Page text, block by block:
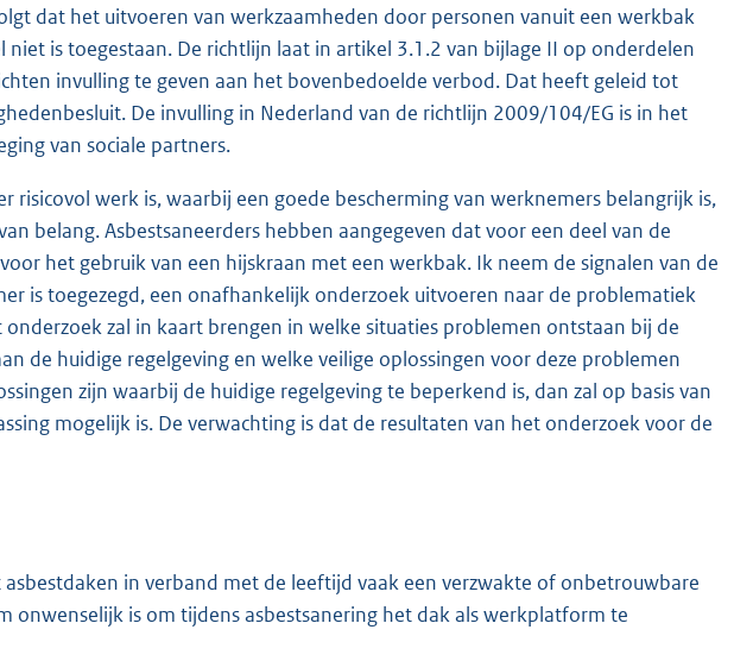
dat het uitvoeren van werkzaamheden door personen vanuit een werkbak
niet is toegestaan. De richtlijn laat in artikel 3.1.2 van bijlage II op onderdelen
invulling te geven aan het bovenbedoelde verbod. Dat heeft geleid tot
De invulling in Nederland van de richtlijn 2009/104/EG is in het
van sociale partners.
risicovol werk is, waarbij een goede bescherming van werknemers belangrijk is,
belang. Asbestsaneerders hebben aangegeven dat voor een deel van de
het gebruik van een hijskraan met een werkbak. Ik neem de signalen van de
is toegezegd, een onafhankelijk onderzoek uitvoeren naar de problematiek
onderzoek zal in kaart brengen in welke situaties problemen ontstaan bij de
de huidige regelgeving en welke veilige oplossingen voor deze problemen
zijn waarbij de huidige regelgeving te beperkend is, dan zal op basis van
mogelijk is. De verwachting is dat de resultaten van het onderzoek voor de
in verband met de leeftijd vaak een verzwakte of onbetrouwbare
onwenselijk is om tijdens asbestsanering het dak als werkplatform te